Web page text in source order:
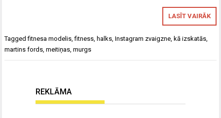
LASĪT VAIRĀK
Taggedfitnesa modelis,fitness, halks,Instagram zvaigzne, kā izskatās,
martins fords,meitiņas,murgs
REKLĀMA